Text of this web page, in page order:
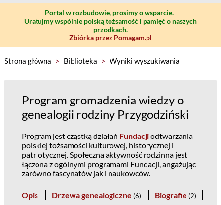
Portal w rozbudowie, prosimy o wsparcie.
Uratujmy wspólnie polską tożsamość i pamięć o naszych
przodkach.
Zbiórka przez Pomagam.pl
Strona główna > Biblioteka > Wyniki wyszukiwania
Program gromadzenia wiedzy o
genealogii rodziny Przygodziński
Program jest cząstką działań Fundacjiodtwarzania
polskiej tożsamości kulturowej, historycznej i
patriotycznej. Społeczna aktywność rodzinna jest
łączona z ogólnymi programami Fundacji, angażując
zarówno fascynatów jak i naukowców.
Opis Drzewa genealogiczne (6) Biografie (2)